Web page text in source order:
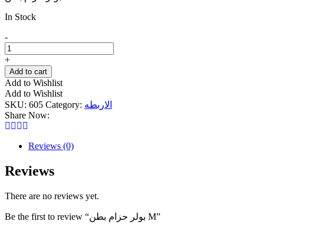
In Stock
بولر
حزام
بطن
M
quantity
-
+
Add to cart
Add to Wishlist
Add to Wishlist
SKU: 605 Category: الاربطه
Share Now:
Reviews (0)
Reviews
There are no reviews yet.
Be the first to review “بولر حزام بطن M”